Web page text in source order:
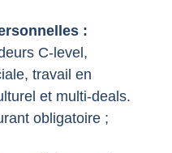
:
C-level,
travail en
et multi-deals.
obligatoire ;